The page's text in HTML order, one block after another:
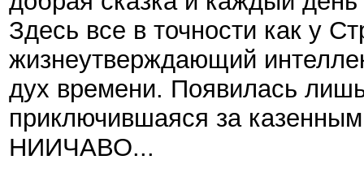
Здесь все в точности как у
жизнеутверждающий
дух времени. Появилась
приключившаяся за
НИИЧАВО...